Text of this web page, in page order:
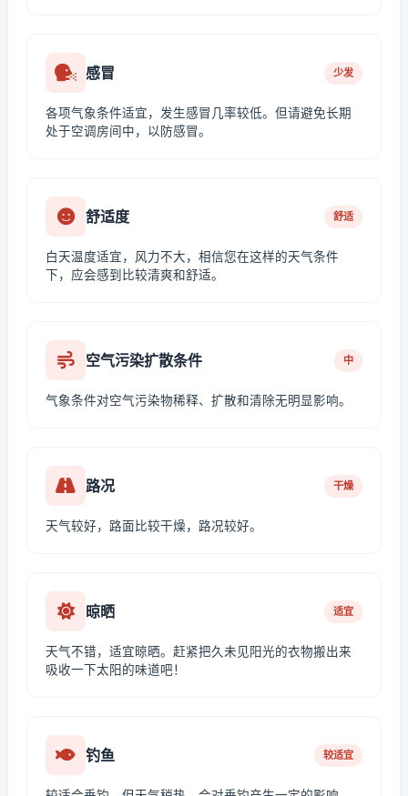
感冒 少发
各项气象条件适宜，发生感冒几率较低。但请避免长期
处于空调房间中，以防感冒。
舒适度 舒适
白天温度适宜，风力不大，相信您在这样的天气条件
下，应会感到比较清爽和舒适。
空气污染扩散条件 中
气象条件对空气污染物稀释、扩散和清除无明显影响。
路况 干燥
天气较好，路面比较干燥，路况较好。
晾晒 适宜
天气不错，适宜晾晒。赶紧把久未见阳光的衣物搬出来
吸收一下太阳的味道吧！
钓鱼 较适宜